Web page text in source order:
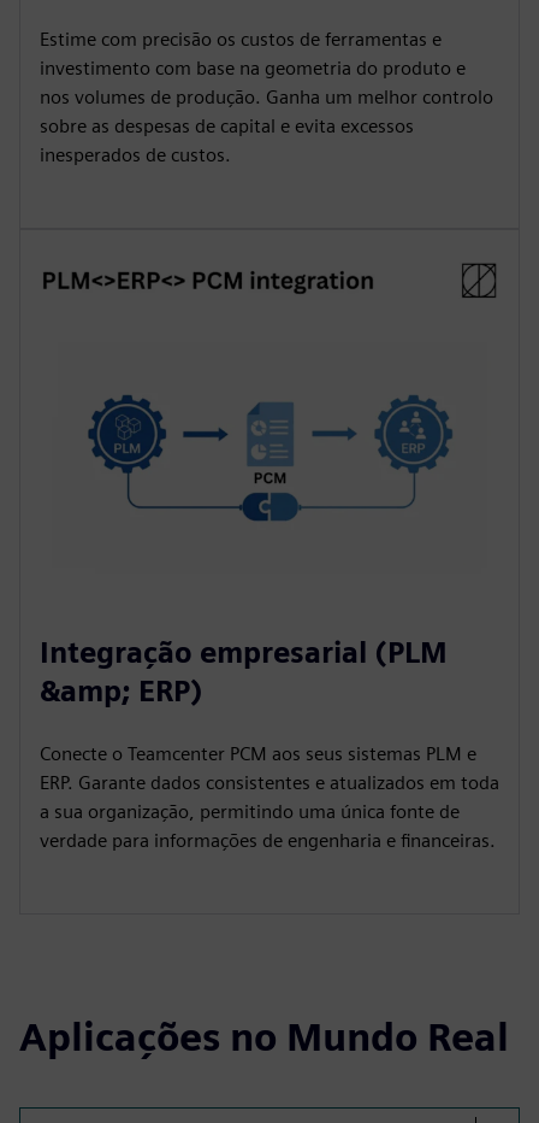
Estime com precisão os custos de ferramentas e
investimento com base na geometria do produto e
nos volumes de produção. Ganha um melhor controlo
sobre as despesas de capital e evita excessos
inesperados de custos.
Integração empresarial (PLM
&amp; ERP)
Conecte o Teamcenter PCM aos seus sistemas PLM e
ERP. Garante dados consistentes e atualizados em toda
a sua organização, permitindo uma única fonte de
verdade para informações de engenharia e financeiras.
Aplicações no Mundo Real